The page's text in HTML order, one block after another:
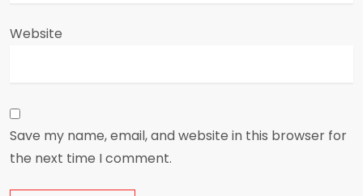
Website
Save my name, email, and website in this browser for
the next time I comment.